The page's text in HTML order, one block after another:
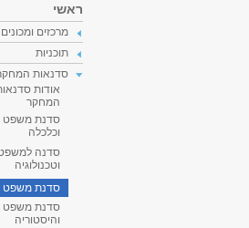
ראשי
מרכזים ומכונים
תוכניות
סדנאות
אודות
המחקר
סדנת משפט
וכלכלה
סדנה
וטכנולוגיה
סדנת משפט
סדנת משפט
והיסטוריה